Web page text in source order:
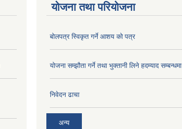
योजना तथा परियोजना
बोलपत्र स्विकृत गर्ने आशय को पत्र
योजना सम्झौता गर्ने तथा भुक्तानी लिने हदम्याद सम्बन्धमा
निवेदन ढाचा
अन्य